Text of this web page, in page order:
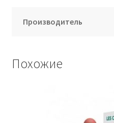
Производитель
Похожие